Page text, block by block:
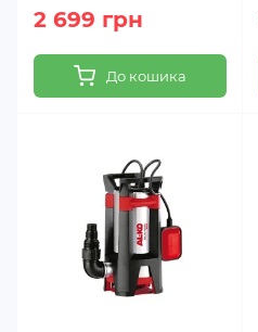
2 699 грн
До кошика